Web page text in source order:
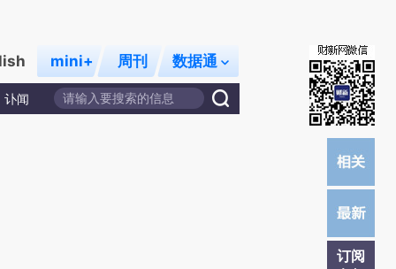
mini+ 周刊 数据通
讣闻
订阅